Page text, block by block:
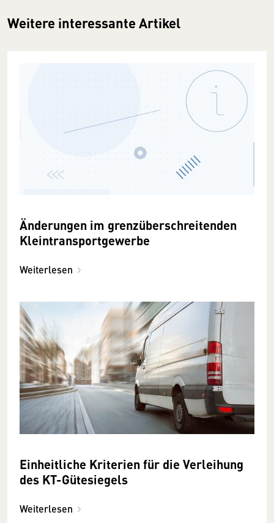
Weitere interessante Artikel
Änderungen im grenzüberschreitenden
Kleintransportgewerbe
Weiterlesen
Einheitliche Kriterien für die Verleihung
des KT-Gütesiegels
Weiterlesen